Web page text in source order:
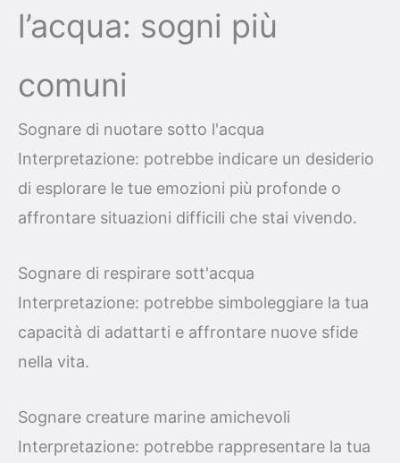
l’acqua: sogni più
comuni
Sognare di nuotare sotto l'acqua
Interpretazione: potrebbe indicare un desiderio
di esplorare le tue emozioni più profonde o
affrontare situazioni difficili che stai vivendo.
Sognare di respirare sott'acqua
Interpretazione: potrebbe simboleggiare la tua
capacità di adattarti e affrontare nuove sfide
nella vita.
Sognare creature marine amichevoli
Interpretazione: potrebbe rappresentare la tua